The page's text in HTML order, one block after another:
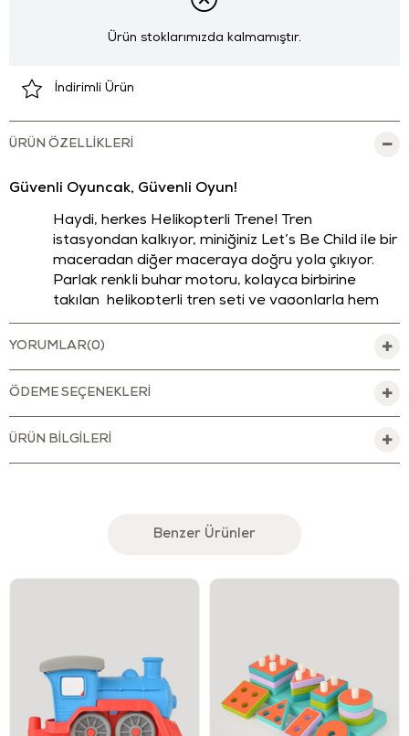
Ürün stoklarımızda kalmamıştır.
İndirimli Ürün
ÜRÜN ÖZELLIKLERI
Güvenli Oyuncak, Güvenli Oyun!
Haydi, herkes Helikopterli Trene! Tren
istasyondan kalkıyor, miniğiniz Let’s Be Child ile bir
maceradan diğer maceraya doğru yola çıkıyor.
Parlak renkli buhar motoru, kolayca birbirine
takılan helikopterli tren seti ve vagonlarla hem
ayrı ayrı hem de birbirine bağlayıp uzun bir tren
oluşturarak oynanabilir.
miniklerin eğlenerek güvenle oynayabileceği
mükemmel bir oyuncaktır.
benzer dış kaplamaları
oyuncak, FDA
standartlarını karşılar.
Temizlenmesi kolay olduğundan hem iç hem dış
Miniklerin duyularını ve ince motor becerilerini
geliştirmeye yardımcı olur.
Küçük makinistlerin hayal gücü ve yaratıcılıklarını
geliştirir.
YORUMLAR(0)
ÖDEME SEÇENEKLERI
ÜRÜN BILGILERI
Benzer Ürünler